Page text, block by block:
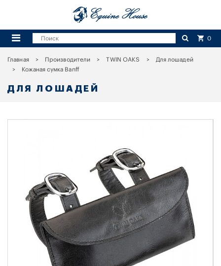
0
Главная Производители TWIN OAKS
Для лошадей
Кожаная сумка Banff
ДЛЯ ЛОШАДЕЙ